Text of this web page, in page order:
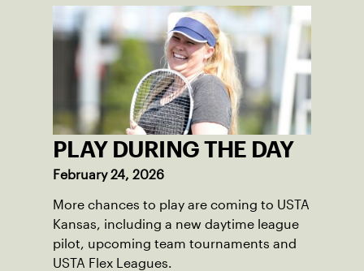
PLAY DURING THE DAY
February 24, 2026
More chances to play are coming to USTA
Kansas, including a new daytime league
pilot, upcoming team tournaments and
USTA Flex Leagues.